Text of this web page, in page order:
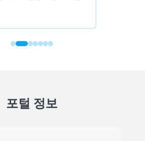
포털 정보